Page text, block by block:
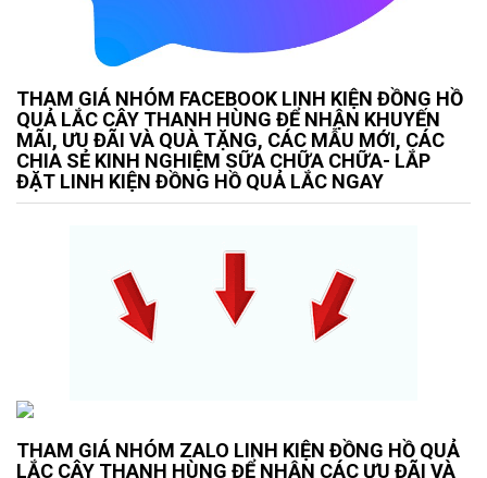
THAM GIÁ NHÓM FACEBOOK LINH KIỆN ĐỒNG HỒ
QUẢ LẮC CÂY THANH HÙNG ĐỂ NHẬN KHUYẾN
MÃI, ƯU ĐÃI VÀ QUÀ TẶNG, CÁC MẪU MỚI, CÁC
CHIA SẺ KINH NGHIỆM SỮA CHỮA CHỮA- LẮP
ĐẶT LINH KIỆN ĐỒNG HỒ QUẢ LẮC NGAY
THAM GIÁ NHÓM ZALO LINH KIỆN ĐỒNG HỒ QUẢ
LẮC CÂY THANH HÙNG ĐỂ NHẬN CÁC ƯU ĐÃI VÀ